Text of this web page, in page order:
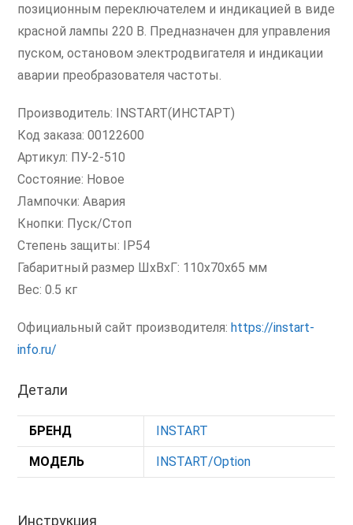
позиционным переключателем и индикацией в виде
красной лампы 220 В. Предназначен для управления
пуском, остановом электродвигателя и индикации
аварии преобразователя частоты.
Производитель: INSTART(ИНСТАРТ)
Код заказа: 00122600
Артикул: ПУ-2-510
Состояние: Новое
Лампочки: Авария
Кнопки: Пуск/Стоп
Степень защиты: IP54
Габаритный размер ШхВхГ: 110x70x65 мм
Вес: 0.5 кг
Официальный сайт производителя:https://instart-
info.ru/
Детали
БРЕНД INSTART
МОДЕЛЬ INSTART/Option
Инструкция